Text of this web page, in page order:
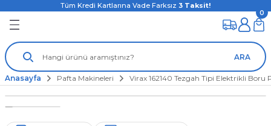
Tüm Kredi Kartlarına Vade Farksız 3 Taksit!
ARA
0
Anasayfa Pafta Makineleri Virax 162140 Tezgah Tipi Elektrikli Boru